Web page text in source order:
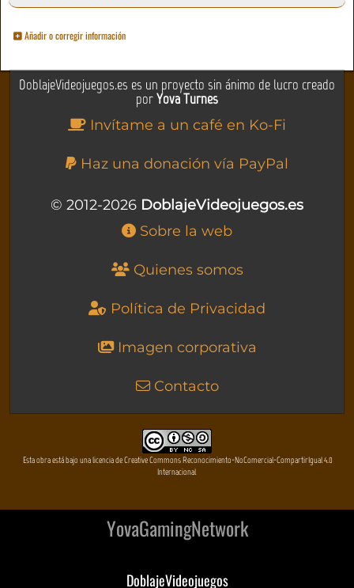
Añadir o corregir información
DoblajeVideojuegos.es es un proyecto sin ánimo de lucro creado
porYova Turnes
Invítame a un café en Ko-Fi
Haz una donación vía PayPal
© 2012-2026 DoblajeVideojuegos.es
Sobre la web
Quienes somos
Política de Privacidad
Imagen corporativa
Contacto
Esta obra está bajo una licencia de Creative Commons Reconocimiento-NoComercial-CompartirIgual 4.0
Internacional
YovaGamingNetwork
DoblajeVideojuegos